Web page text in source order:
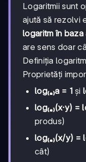
Logaritmii sunt
ajută să rezolvi
logaritm în baza
are sens doar
Definiția
Proprietăți
log₍ₐ₎a = 1 și
log₍ₐ₎(x·y) =
produs)
log₍ₐ₎(x/y) =
cât)